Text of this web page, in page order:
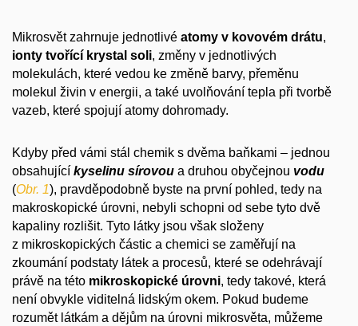
Mikrosvět zahrnuje jednotlivé atomy v kovovém drátu,
ionty tvořící krystal soli, změny v jednotlivých
molekulách, které vedou ke změně barvy, přeměnu
molekul živin v energii, a také uvolňování tepla při tvorbě
vazeb, které spojují atomy dohromady.
Kdyby před vámi stál chemik s dvěma baňkami – jednou
obsahující kyselinu sírovou a druhou obyčejnou vodu
(Obr. 1), pravděpodobně byste na první pohled, tedy na
makroskopické úrovni, nebyli schopni od sebe tyto dvě
kapaliny rozlišit. Tyto látky jsou však složeny
z mikroskopických částic a chemici se zaměřují na
zkoumání podstaty látek a procesů, které se odehrávají
právě na této mikroskopické úrovni, tedy takové, která
není obvykle viditelná lidským okem. Pokud budeme
rozumět látkám a dějům na úrovni mikrosvěta, můžeme